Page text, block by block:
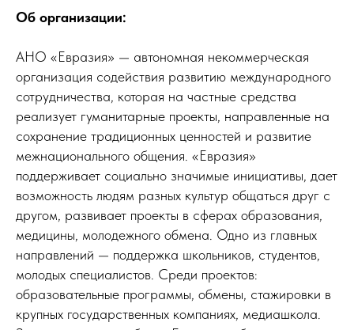
Об организации:
АНО «Евразия» — автономная некоммерческая
организация содействия развитию международного
сотрудничества, которая на частные средства
реализует гуманитарные проекты, направленные на
сохранение традиционных ценностей и развитие
межнационального общения. «Евразия»
поддерживает социально значимые инициативы, дает
возможность людям разных культур общаться друг с
другом, развивает проекты в сферах образования,
медицины, молодежного обмена. Одно из главных
направлений — поддержка школьников, студентов,
молодых специалистов. Среди проектов:
образовательные программы, обмены, стажировки в
крупных государственных компаниях, медиашкола.